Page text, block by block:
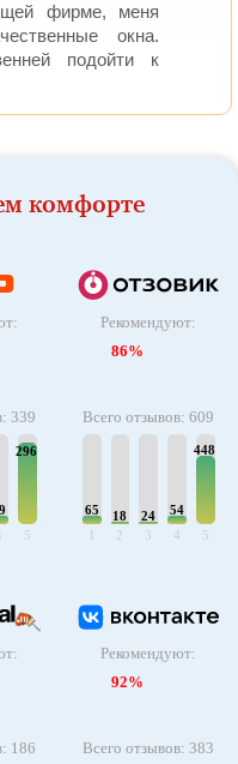
фирме, меня
окна.
подойти к
комфорте
339
296
5
186
Рекомендуют:
86%
Всего отзывов: 609
65
1
18
2
24
3
54
4
448
5
Рекомендуют:
92%
Всего отзывов: 383